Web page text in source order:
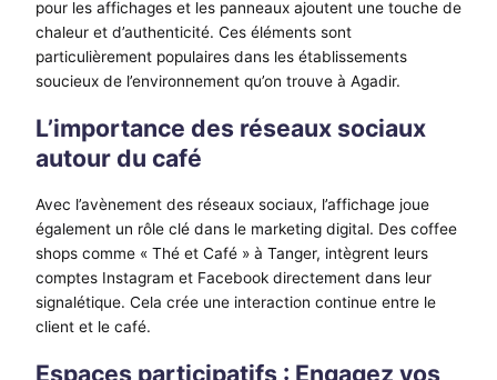
pour les affichages et les panneaux ajoutent une touche de
chaleur et d’authenticité. Ces éléments sont
particulièrement populaires dans les établissements
soucieux de l’environnement qu’on trouve à Agadir.
L’importance des réseaux sociaux
autour du café
Avec l’avènement des réseaux sociaux, l’affichage joue
également un rôle clé dans le marketing digital. Des coffee
shops comme « Thé et Café » à Tanger, intègrent leurs
comptes Instagram et Facebook directement dans leur
signalétique. Cela crée une interaction continue entre le
client et le café.
Espaces participatifs : Engagez vos